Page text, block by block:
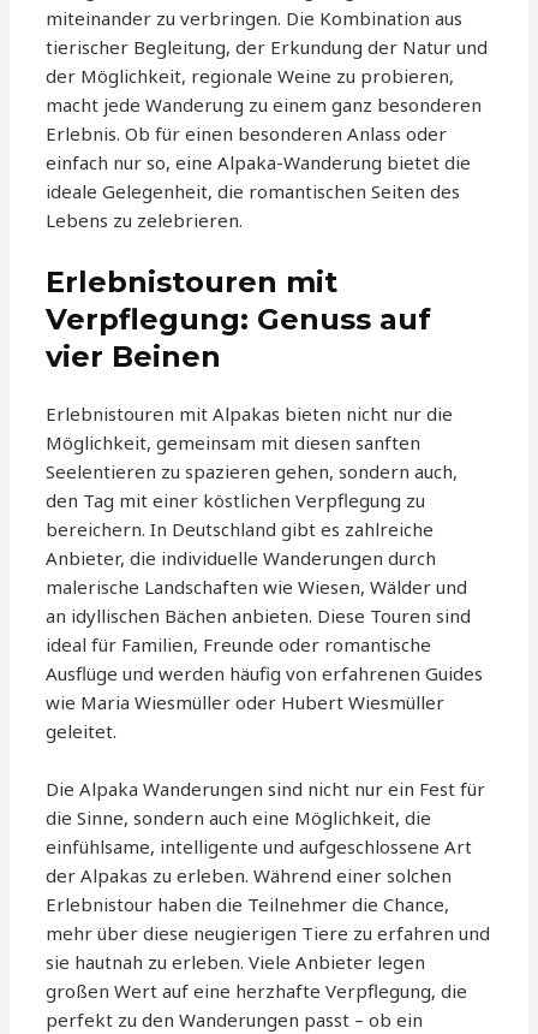
miteinander zu verbringen. Die Kombination aus
tierischer Begleitung, der Erkundung der Natur und
der Möglichkeit, regionale Weine zu probieren,
macht jede Wanderung zu einem ganz besonderen
Erlebnis. Ob für einen besonderen Anlass oder
einfach nur so, eine Alpaka-Wanderung bietet die
ideale Gelegenheit, die romantischen Seiten des
Lebens zu zelebrieren.
Erlebnistouren mit
Verpflegung: Genuss auf
vier Beinen
Erlebnistouren mit Alpakas bieten nicht nur die
Möglichkeit, gemeinsam mit diesen sanften
Seelentieren zu spazieren gehen, sondern auch,
den Tag mit einer köstlichen Verpflegung zu
bereichern. In Deutschland gibt es zahlreiche
Anbieter, die individuelle Wanderungen durch
malerische Landschaften wie Wiesen, Wälder und
an idyllischen Bächen anbieten. Diese Touren sind
ideal für Familien, Freunde oder romantische
Ausflüge und werden häufig von erfahrenen Guides
wie Maria Wiesmüller oder Hubert Wiesmüller
geleitet.
Die Alpaka Wanderungen sind nicht nur ein Fest für
die Sinne, sondern auch eine Möglichkeit, die
einfühlsame, intelligente und aufgeschlossene Art
der Alpakas zu erleben. Während einer solchen
Erlebnistour haben die Teilnehmer die Chance,
mehr über diese neugierigen Tiere zu erfahren und
sie hautnah zu erleben. Viele Anbieter legen
großen Wert auf eine herzhafte Verpflegung, die
perfekt zu den Wanderungen passt – ob ein